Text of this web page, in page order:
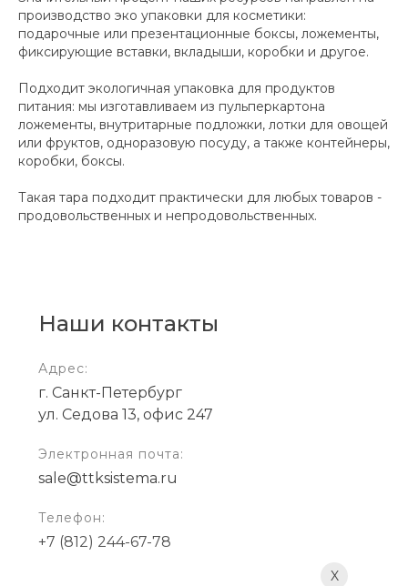
производство эко упаковки для косметики:
подарочные или презентационные боксы, ложементы,
фиксирующие вставки, вкладыши, коробки и другое.
Подходит экологичная упаковка для продуктов
питания: мы изготавливаем из пульперкартона
ложементы, внутритарные подложки, лотки для овощей
или фруктов, одноразовую посуду, а также контейнеры,
коробки, боксы.
Такая тара подходит практически для любых товаров -
продовольственных и непродовольственных.
Наши контакты
Адрес:
г. Санкт-Петербург
ул. Седова 13, офис 247
Электронная почта:
sale@ttksistema.ru
Телефон:
+7 (812) 244-67-78
X